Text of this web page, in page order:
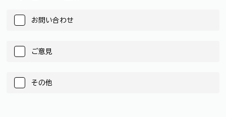
お問い合わせ
ご意見
その他